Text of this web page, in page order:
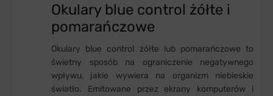
Okulary blue control żółte i
pomarańczowe
Okulary blue control żółte lub pomarańczowe to
świetny sposób na ograniczenie negatywnego
wpływu, jakie wywiera na organizm niebieskie
światło. Emitowane przez ekrany komputerów i